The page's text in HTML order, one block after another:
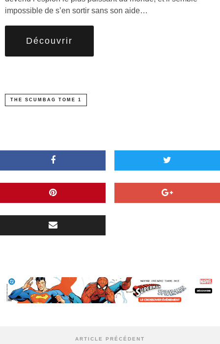
impossible de s’en sortir sans son aide…
Découvrir
THE SCUMBAG TOME 1
ARTICLE PRÉCÉDENT